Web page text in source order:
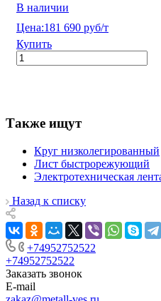
В наличии
Цена:181 690 руб/т
Купить
Также ищут
Круг низколегированный
Лист быстрорежующий
Электротехническая
Назад к списку
+74952752522
+74952752522
Заказать звонок
E-mail